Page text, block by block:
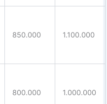
850.000 1.100.000
800.000 1.000.000